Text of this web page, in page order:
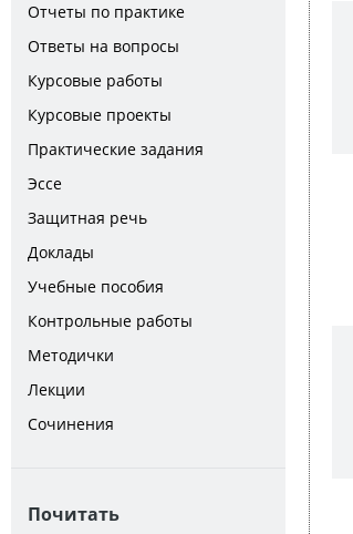
Отчеты по практике
Ответы на вопросы
Курсовые работы
Курсовые проекты
Практические задания
Эссе
Защитная речь
Доклады
Учебные пособия
Контрольные работы
Методички
Лекции
Сочинения
Почитать